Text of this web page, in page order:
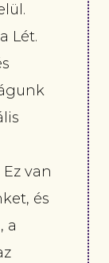
Lét.
van
és
a